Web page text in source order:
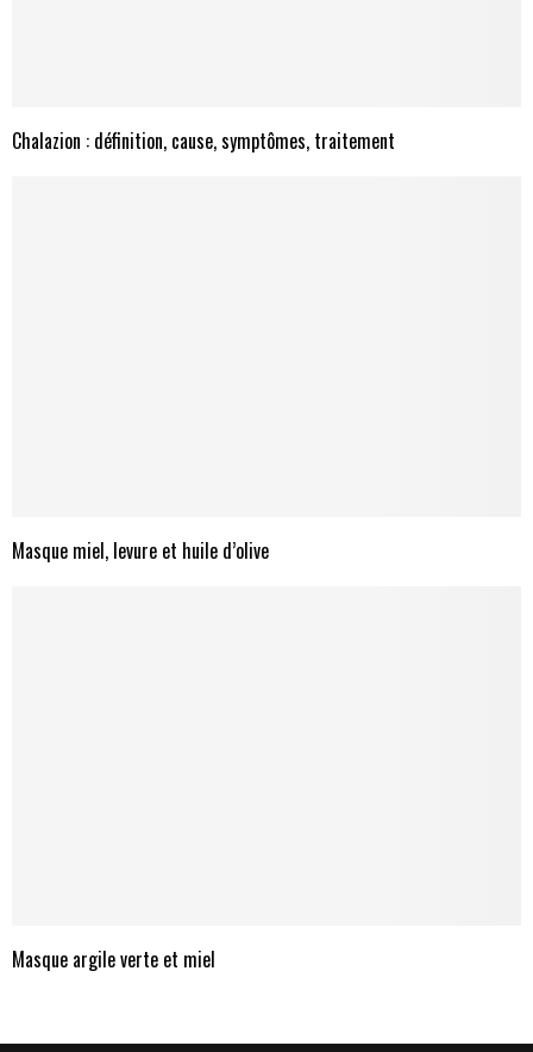
Chalazion : définition, cause, symptômes, traitement
Masque miel, levure et huile d’olive
Masque argile verte et miel